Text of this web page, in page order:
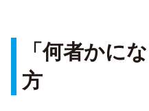
「何者かに
方